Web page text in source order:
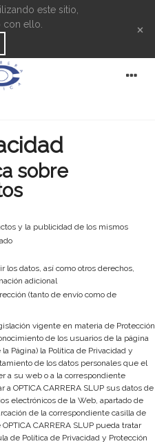
este sitio,
con ello.
×
sobre
y la publicidad de los mismos
los datos, así como otros derechos,
adicional
(tanto de envío como de
vigente en materia de Protección
de los usuarios de la página
Página) la Política de Privacidad y
de los datos personales que el
a su web o a la correspondiente
OPTICA CARRERA SLUP sus datos de
electrónicos de la Web, apartado de
de la correspondiente casilla de
CARRERA SLUP pueda tratar
de Política de Privacidad y Protección